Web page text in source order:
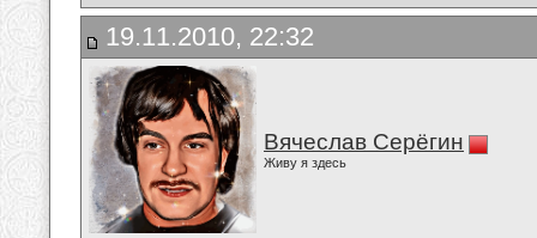
19.11.2010, 22:32
Вячеслав Серёгин
Живу я здесь